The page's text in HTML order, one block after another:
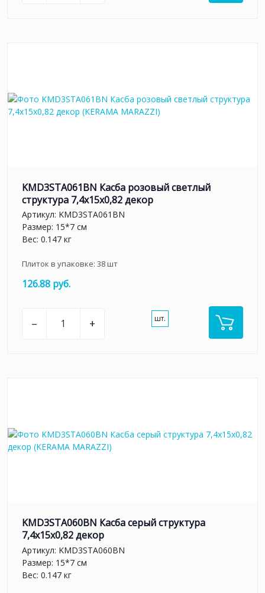
KMD3STA061BN Касба розовый светлый
структура 7,4x15x0,82 декор
Артикул: KMD3STA061BN
Размер: 15*7 см
Вес: 0.147 кг
Плиток в упаковке: 38шт
126.88 руб.
– + шт.
KMD3STA060BN Касба серый структура
7,4x15x0,82 декор
Артикул: KMD3STA060BN
Размер: 15*7 см
Вес: 0.147 кг